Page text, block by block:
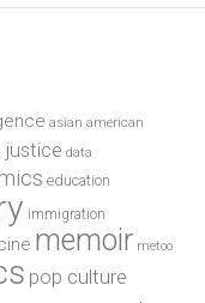
asian american
justice data
education
immigration
memoir metoo
pop culture